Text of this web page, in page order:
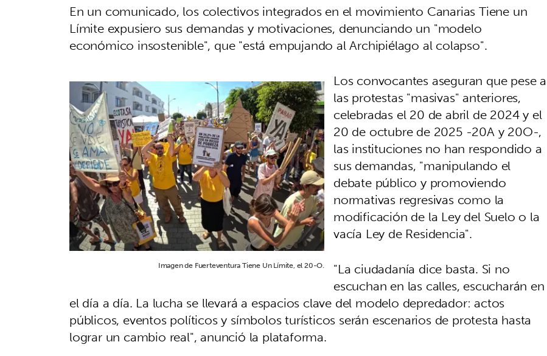
En un comunicado, los colectivos integrados en el movimiento Canarias Tiene un
Límite expusiero sus demandas y motivaciones, denunciando un "modelo
económico insostenible", que "está empujando al Archipiélago al colapso".
Imagen de Fuerteventura Tiene Un Límite, el 20-O.
Los convocantes aseguran que pese a
las protestas "masivas" anteriores,
celebradas el 20 de abril de 2024 y el
20 de octubre de 2025 -20A y 20O-,
las instituciones no han respondido a
sus demandas, "manipulando el
debate público y promoviendo
normativas regresivas como la
modificación de la Ley del Suelo o la
vacía Ley de Residencia".
"La ciudadanía dice basta. Si no
escuchan en las calles, escucharán en
el día a día. La lucha se llevará a espacios clave del modelo depredador: actos
públicos, eventos políticos y símbolos turísticos serán escenarios de protesta hasta
lograr un cambio real", anunció la plataforma.